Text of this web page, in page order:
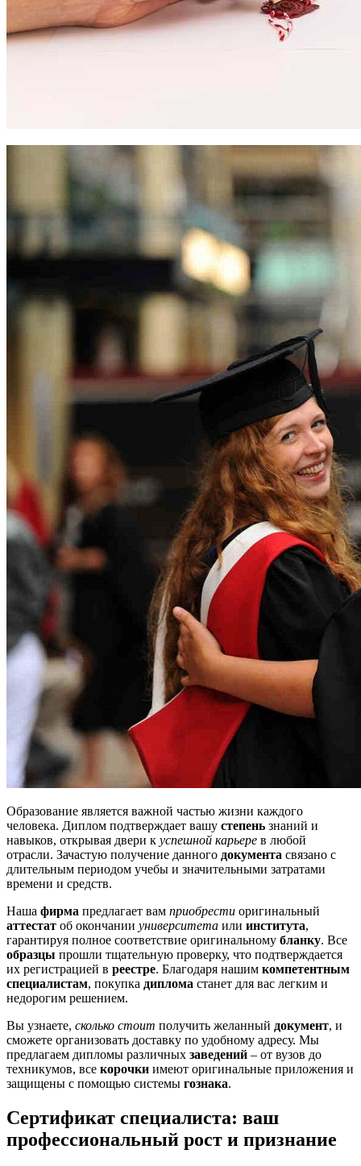
Образование является важной частью жизни каждого
человека. Диплом подтверждает вашу степень знаний и
навыков, открывая двери к успешной карьере в любой
отрасли. Зачастую получение данного документа связано с
длительным периодом учебы и значительными затратами
времени и средств.
Наша фирма предлагает вам приобрести оригинальный
аттестат об окончании университета или института,
гарантируя полное соответствие оригинальному бланку. Все
образцы прошли тщательную проверку, что подтверждается
их регистрацией в реестре. Благодаря нашим компетентным
специалистам, покупка диплома станет для вас легким и
недорогим решением.
Вы узнаете, сколько стоит получить желанный документ, и
сможете организовать доставку по удобному адресу. Мы
предлагаем дипломы различных заведений – от вузов до
техникумов, все корочки имеют оригинальные приложения и
защищены с помощью системы гознака.
Сертификат специалиста: ваш
профессиональный рост и признание